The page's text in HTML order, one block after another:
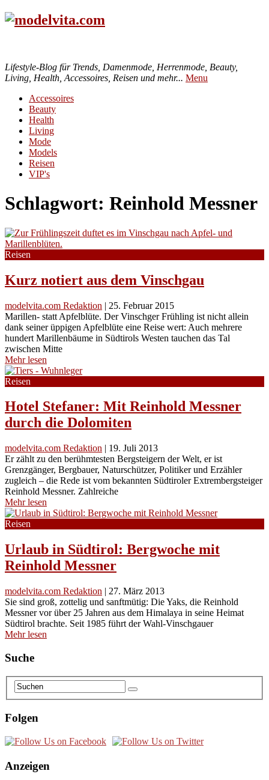
Lifestyle-Blog für Trends, Damenmode, Herrenmode, Beauty,
Living, Health, Accessoires, Reisen und mehr... Menu
Accessoires
Beauty
Health
Living
Mode
Models
Reisen
VIP's
Schlagwort: Reinhold Messner
Reisen
Kurz notiert aus dem Vinschgau
modelvita.com Redaktion | 25. Februar 2015
Marillen- statt Apfelblüte. Der Vinschger Frühling ist nicht allein
dank seiner üppigen Apfelblüte eine Reise wert: Auch mehrere
hundert Marillenbäume in Südtirols Westen tauchen das Tal
zwischen Mitte
Mehr lesen
Reisen
Hotel Stefaner: Mit Reinhold Messner
durch die Dolomiten
modelvita.com Redaktion | 19. Juli 2013
Er zählt zu den berühmtesten Bergsteigern der Welt, er ist
Grenzgänger, Bergbauer, Naturschützer, Politiker und Erzähler
zugleich – die Rede ist vom bekannten Südtiroler Extrembergsteiger
Reinhold Messner. Zahlreiche
Mehr lesen
Reisen
Urlaub in Südtirol: Bergwoche mit
Reinhold Messner
modelvita.com Redaktion | 27. März 2013
Sie sind groß, zottelig und sanftmütig: Die Yaks, die Reinhold
Messner vor über 25 Jahren aus dem Himalaya in seine Heimat
Südtirol brachte. Seit 1985 führt der Wahl-Vinschgauer
Mehr lesen
Suche
Folgen
Anzeigen